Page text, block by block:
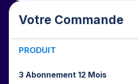
Votre Commande
PRODUIT
3 Abonnement 12 Mois